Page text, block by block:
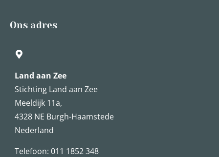
Ons adres
Land aan Zee
Stichting Land aan Zee
Meeldijk 11a,
4328 NE Burgh-Haamstede
Nederland
Telefoon: 011 1852 348